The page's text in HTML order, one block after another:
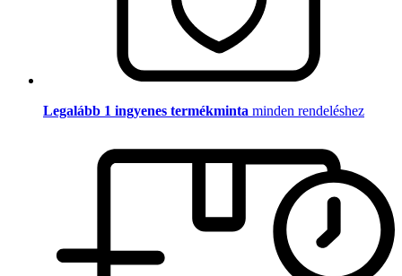
Legalább 1 ingyenes termékminta minden rendeléshez